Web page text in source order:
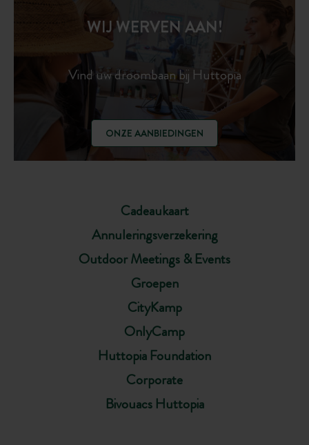
Cadeaukaart
Annuleringsverzekering
Outdoor Meetings & Events
Groepen
CityKamp
OnlyCamp
Huttopia Foundation
Corporate
Bivouacs Huttopia
WIJ WERVEN AAN!
Vind uw droombaan bij Huttopia
ONZE AANBIEDINGEN